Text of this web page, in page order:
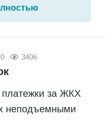
3406
за ЖКХ
неподъемными